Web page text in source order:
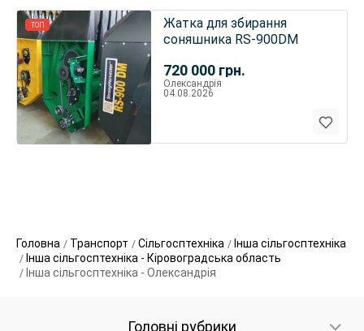
ТОП
720 000 грн.
Жатка для збирання
соняшника RS-900DM
Олександрія
04.08.2026
Головна Транспорт Сільгосптехніка
Інша сільгосптехніка
Інша сільгосптехніка - Кіровоградська область
Інша сільгосптехніка - Олександрія
Головні рубрики